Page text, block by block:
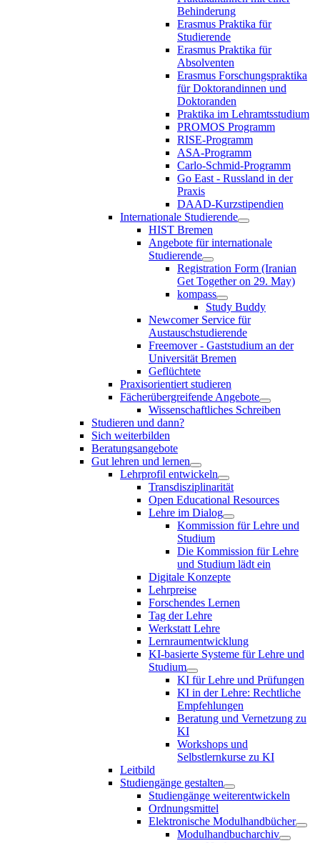
Behinderung
Erasmus Praktika für
Studierende
Erasmus Praktika für
Absolventen
Erasmus Forschungspraktika
für Doktorandinnen und
Doktoranden
Praktika im Lehramtsstudium
PROMOS Programm
RISE-Programm
ASA-Programm
Carlo-Schmid-Programm
Go East - Russland in der
Praxis
DAAD-Kurzstipendien
Internationale Studierende
HIST Bremen
Angebote für internationale
Studierende
Registration Form (Iranian
Get Together on 29. May)
kompass
Study Buddy
Newcomer Service für
Austauschstudierende
Freemover - Gaststudium an der
Universität Bremen
Geflüchtete
Praxisorientiert studieren
Fächerübergreifende Angebote
Wissenschaftliches Schreiben
Studieren und dann?
Sich weiterbilden
Beratungsangebote
Gut lehren und lernen
Lehrprofil entwickeln
Transdisziplinarität
Open Educational Resources
Lehre im Dialog
Kommission für Lehre und
Studium
Die Kommission für Lehre
und Studium lädt ein
Digitale Konzepte
Lehrpreise
Forschendes Lernen
Tag der Lehre
Werkstatt Lehre
Lernraumentwicklung
KI-basierte Systeme für Lehre und
Studium
KI für Lehre und Prüfungen
KI in der Lehre: Rechtliche
Empfehlungen
Beratung und Vernetzung zu
KI
Workshops und
Selbstlernkurse zu KI
Leitbild
Studiengänge gestalten
Studiengänge weiterentwickeln
Ordnungsmittel
Elektronische Modulhandbücher
Modulhandbucharchiv